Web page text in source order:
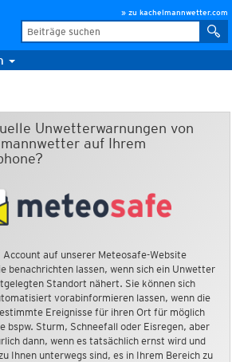
» zu kachelmannwetter.com
Unwetterwarnungen von
auf Ihrem
Account auf unserer Meteosafe-Website
benachrichten lassen, wenn sich ein Unwetter
Standort nähert. Sie können sich
vorabinformieren lassen, wenn die
Ereignisse für ihren Ort für möglich
bspw. Sturm, Schneefall oder Eisregen, aber
dann, wenn es tatsächlich ernst wird und
Ihnen unterwegs sind, es in Ihrem Bereich zu